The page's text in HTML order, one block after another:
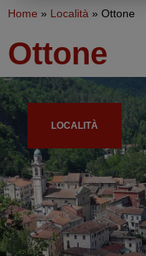
Home » Località » Ottone
Ottone
LOCALITÀ